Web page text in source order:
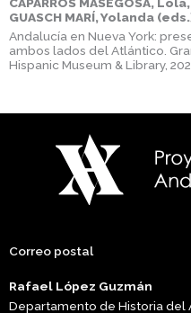
GUASCH MARÍ, Yolanda
Andalucía en Nueva York:
ambos lados del Atlántico.
Hispanic Museum & Library,
Correo postal
Rafael López Guzmán
Departamento de Historia del